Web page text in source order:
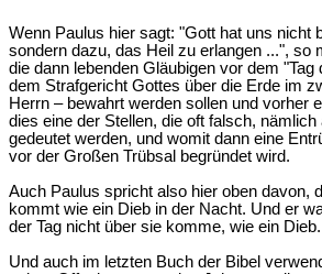
Wenn Paulus hier sagt: "Gott hat uns nicht
sondern dazu, das Heil zu erlangen ...", so
die dann lebenden Gläubigen vor dem
dem Strafgericht Gottes über die Erde im
Herrn – bewahrt werden sollen und vorher
dies eine der Stellen, die oft falsch, nämlich
gedeutet werden, und womit dann eine
vor der Großen Trübsal begründet wird.
Auch Paulus spricht also hier oben davon,
kommt wie ein Dieb in der Nacht. Und er
der Tag nicht über sie komme, wie ein Dieb.
Und auch im letzten Buch der Bibel